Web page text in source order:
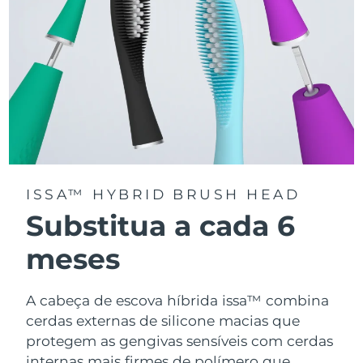
ISSA™ HYBRID BRUSH HEAD
Substitua a cada 6
meses
A cabeça de escova híbrida issa™ combina
cerdas externas de silicone macias que
protegem as gengivas sensíveis com cerdas